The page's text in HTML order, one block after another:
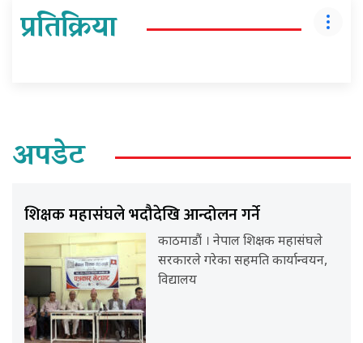
प्रतिक्रिया
अपडेट
शिक्षक महासंघले भदौदेखि आन्दोलन गर्ने
काठमाडौं । नेपाल शिक्षक महासंघले
सरकारले गरेका सहमति कार्यान्वयन,
विद्यालय